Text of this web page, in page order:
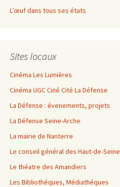
L’œuf dans tous ses états
Sites locaux
Cinéma Les Lumières
Cinéma UGC Ciné Cité La Défense
La Défense : évenements, projets
La Défense Seine-Arche
La mairie de Nanterre
Le conseil général des Haut-de-Seine
Le théatre des Amandiers
Les Bibliothéques, Médiathéques